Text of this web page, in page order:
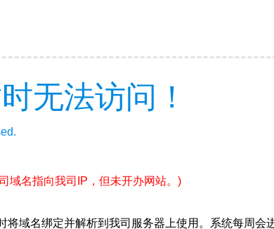
无法访问！
域名指向我司IP，但未开办网站。)
将域名绑定并解析到我司服务器上使用。系统每周会